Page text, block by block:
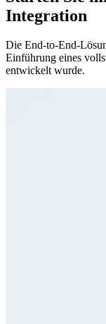
Integration
Die End-to-End-
Einführung eines
entwickelt wurde.​